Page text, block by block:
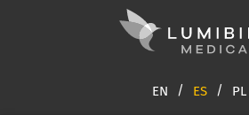
EN ES PL